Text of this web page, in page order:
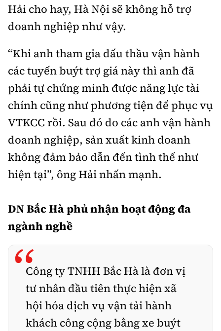
Hải cho hay, Hà Nội sẽ không hỗ trợ
doanh nghiệp như vậy.
“Khi anh tham gia đấu thầu vận hành
các tuyến buýt trợ giá này thì anh đã
phải tự chứng minh được năng lực tài
chính cũng như phương tiện để phục vụ
VTKCC rồi. Sau đó do các anh vận hành
doanh nghiệp, sản xuất kinh doanh
không đảm bảo dẫn đến tình thế như
hiện tại”, ông Hải nhấn mạnh.
DN Bắc Hà phủ nhận hoạt động đa
ngành nghề
“Công ty TNHH Bắc Hà là đơn vị
tư nhân đầu tiên thực hiện xã
hội hóa dịch vụ vận tải hành
khách công cộng bằng xe buýt